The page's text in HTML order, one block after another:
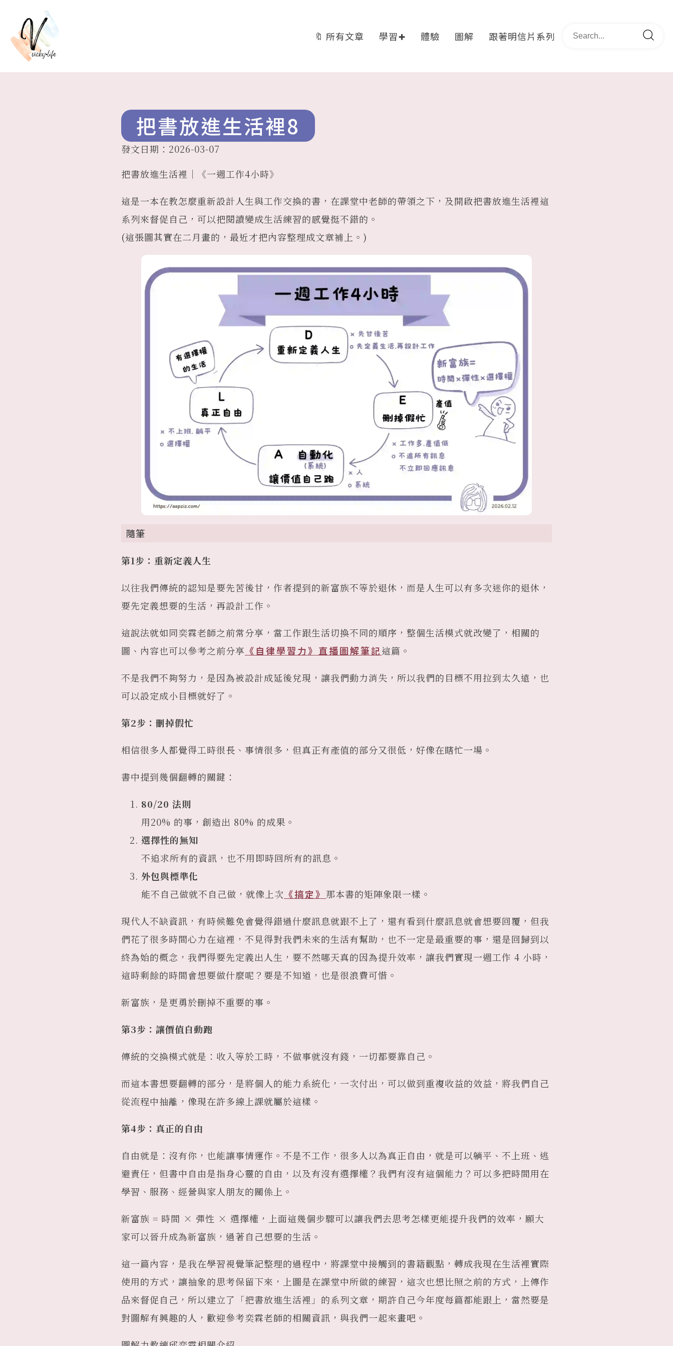
🔖 所有文章 學習 體驗 圖解 跟著明信片系列
把書放進生活裡8
發文日期： 2026-03-07
把書放進生活裡｜《一週工作4小時》
這是一本在教怎麼重新設計人生與工作交換的書，在課堂中老師的帶領之下，及開啟把書放進生活裡這
系列來督促自己，可以把閱讀變成生活練習的感覺挺不錯的。
(這張圖其實在二月畫的，最近才把內容整理成文章補上。)
隨筆
第1步：重新定義人生
以往我們傳統的認知是要先苦後甘，作者提到的新富族不等於退休，而是人生可以有多次迷你的退休，
要先定義想要的生活，再設計工作。
這說法就如同奕霖老師之前常分享，當工作跟生活切換不同的順序，整個生活模式就改變了，相關的
圖、內容也可以參考之前分享 《自律學習力》直播圖解筆記這篇。
不是我們不夠努力，是因為被設計成延後兌現，讓我們動力消失，所以我們的目標不用拉到太久遠，也
可以設定成小目標就好了。
第2步：刪掉假忙
相信很多人都覺得工時很長、事情很多，但真正有產值的部分又很低，好像在瞎忙一場。
書中提到幾個翻轉的關鍵：
80/20 法則
用20% 的事，創造出 80% 的成果。
選擇性的無知
不追求所有的資訊，也不用即時回所有的訊息。
外包與標準化
能不自己做就不自己做，就像上次 《搞定》 那本書的矩陣象限一樣。
現代人不缺資訊，有時候難免會覺得錯過什麼訊息就跟不上了，還有看到什麼訊息就會想要回覆，但我
們花了很多時間心力在這裡，不見得對我們未來的生活有幫助，也不一定是最重要的事，還是回歸到以
終為始的概念，我們得要先定義出人生，要不然哪天真的因為提升效率，讓我們實現一週工作 4 小時，
這時剩餘的時間會想要做什麼呢？要是不知道，也是很浪費可惜。
新富族，是更勇於刪掉不重要的事。
第3步：讓價值自動跑
傳統的交換模式就是：收入等於工時，不做事就沒有錢，一切都要靠自己。
而這本書想要翻轉的部分，是將個人的能力系統化，一次付出，可以做到重複收益的效益，將我們自己
從流程中抽離，像現在許多線上課就屬於這樣。
第4步：真正的自由
自由就是：沒有你，也能讓事情運作。不是不工作，很多人以為真正自由，就是可以躺平、不上班、逃
避責任，但書中自由是指身心靈的自由，以及有沒有選擇權？我們有沒有這個能力？可以多把時間用在
學習、服務、經營與家人朋友的關係上。
新富族 = 時間 × 彈性 × 選擇權，上面這幾個步驟可以讓我們去思考怎樣更能提升我們的效率，願大
家可以晉升成為新富族，過著自己想要的生活。
這一篇內容，是我在學習視覺筆記整理的過程中，將課堂中接觸到的書籍觀點，轉成我現在生活裡實際
使用的方式，讓抽象的思考保留下來，上圖是在課堂中所做的練習，這次也想比照之前的方式，上傳作
品來督促自己，所以建立了「把書放進生活裡」的系列文章，期許自己今年度每篇都能跟上，當然要是
對圖解有興趣的人，歡迎參考奕霖老師的相關資訊，與我們一起來畫吧。